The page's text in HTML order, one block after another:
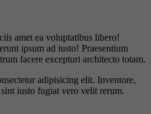
amet ea voluptatibus libero!
ipsum ad iusto! Praesentium
facere excepturi architecto totam.
adipisicing elit. Inventore,
iusto fugiat vero velit rerum.